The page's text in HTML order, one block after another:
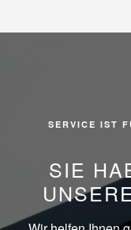
SERVICE IST
SIE